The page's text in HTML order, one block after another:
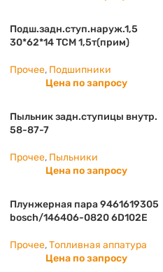
Подш.задн.ступ.наруж.1,5
30*62*14 ТСМ 1,5т(прим)
Прочее, Подшипники
Цена по запросу
Пыльник задн.ступицы внутр.
58-87-7
Прочее, Пыльники
Цена по запросу
Плунжерная пара 9461619305
bosch/146406-0820 6D102E
Прочее,Топливная аппатура
Цена по запросу